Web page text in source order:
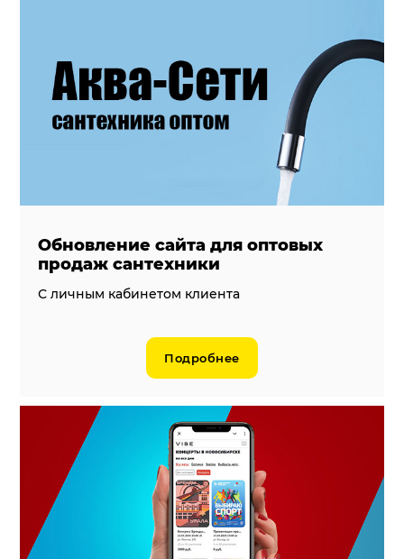
Обновление сайта для оптовых
продаж сантехники
С личным кабинетом клиента
Подробнее